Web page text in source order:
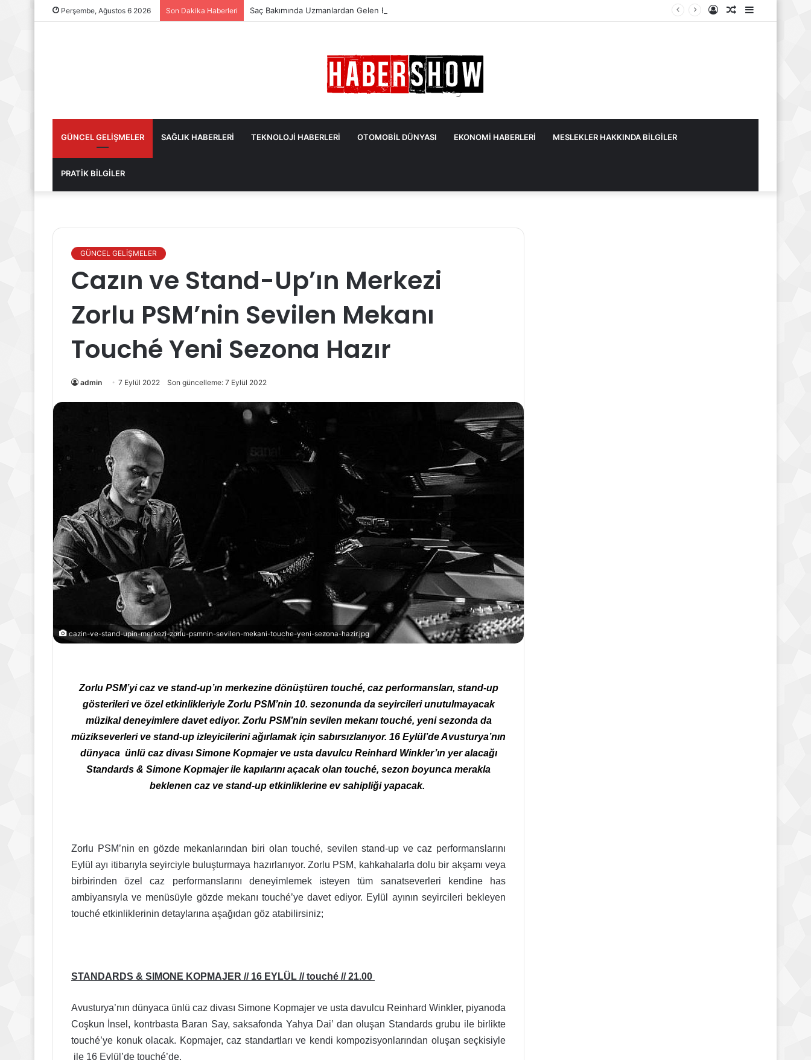
Perşembe, Ağustos 6 2026 Son Dakika Haberleri Saç Bakımında Uzmanlardan Gelen En Önemli İpuçları
Kenar
Rastgele
Kayıt
GÜNCEL GELİŞMELER SAĞLIK HABERLERİ TEKNOLOJİ HABERLERİ OTOMOBİL DÜNYASI EKONOMİ HABERLERİ MESLEKLER HAKKINDA BİLGİLER
PRATİK BİLGİLER
GÜNCEL GELİŞMELER
Cazın ve Stand-Up’ın Merkezi
Zorlu PSM’nin Sevilen Mekanı
Touché Yeni Sezona Hazır
admin 7 Eylül 2022 Son güncelleme: 7 Eylül 2022
cazin-ve-stand-upin-merkezi-zorlu-psmnin-sevilen-mekani-touche-yeni-sezona-hazir.jpg
Zorlu PSM’yi caz ve stand-up’ın merkezine dönüştüren touché, caz performansları, stand-up
gösterileri ve özel etkinlikleriyle Zorlu PSM’nin 10. sezonunda da seyircileri unutulmayacak
müzikal deneyimlere davet ediyor. Zorlu PSM’nin sevilen mekanı touché, yeni sezonda da
müzikseverleri ve stand-up izleyicilerini ağırlamak için sabırsızlanıyor. 16 Eylül’de Avusturya’nın
dünyaca ünlü caz divası Simone Kopmajer ve usta davulcu Reinhard Winkler’ın yer alacağı
Standards & Simone Kopmajer ile kapılarını açacak olan touché, sezon boyunca merakla
beklenen caz ve stand-up etkinliklerine ev sahipliği yapacak.
Zorlu PSM’nin en gözde mekanlarından biri olan touché, sevilen stand-up ve caz performanslarını
Eylül ayı itibarıyla seyirciyle buluşturmaya hazırlanıyor. Zorlu PSM, kahkahalarla dolu bir akşamı veya
birbirinden özel caz performanslarını deneyimlemek isteyen tüm sanatseverleri kendine has
ambiyansıyla ve menüsüyle gözde mekanı touché’ye davet ediyor. Eylül ayının seyircileri bekleyen
touché etkinliklerinin detaylarına aşağıdan göz atabilirsiniz;
STANDARDS & SIMONE KOPMAJER // 16 EYLÜL // touché // 21.00
Avusturya’nın dünyaca ünlü caz divası Simone Kopmajer ve usta davulcu Reinhard Winkler, piyanoda
Coşkun İnsel, kontrbasta Baran Say, saksafonda Yahya Dai’ dan oluşan Standards grubu ile birlikte
touché’ye konuk olacak. Kopmajer, caz standartları ve kendi kompozisyonlarından oluşan seçkisiyle
ile 16 Eylül’de touché’de.